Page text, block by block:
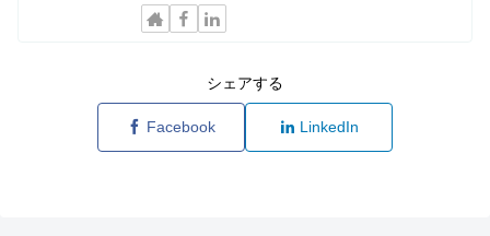
シェアする
Facebook LinkedIn